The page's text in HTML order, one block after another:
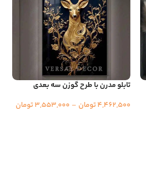
تابلو مدرن با طرح گوزن سه بعدی
4,462,500تومان –
3,553,000تومان